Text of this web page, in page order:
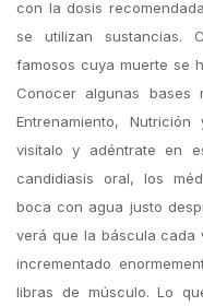
con la dosis
se utilizan sustancias.
famosos cuya muerte se
Conocer algunas bases
Entrenamiento, Nutrición
visítalo y adéntrate en
candidiasis oral, los
boca con agua justo
verá que la báscula cada
incrementado
libras de músculo. Lo